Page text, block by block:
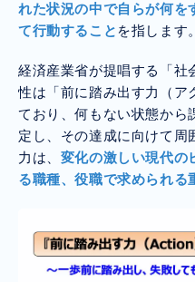
れた状況の中で自らが何を
て行動すること を指します。
経済産業省が提唱する「社
性は「前に踏み出す力（ア
ており、何もない状態から
定し、その達成に向けて周
力は、 変化の激しい現代の
る職種、役職で求められる